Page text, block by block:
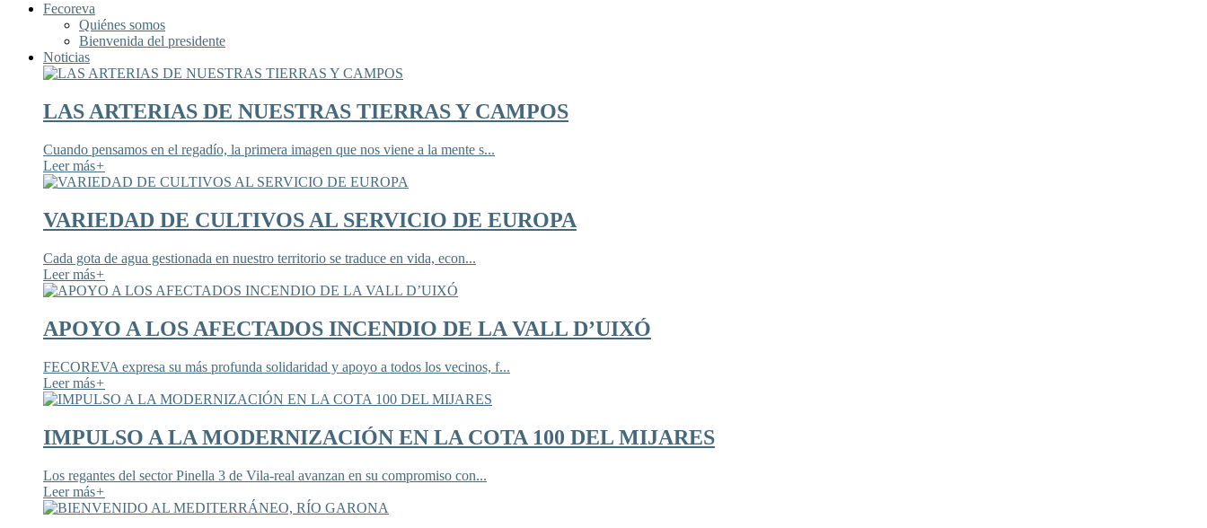
Fecoreva
Quiénes somos
Bienvenida del presidente
Noticias
LAS ARTERIAS DE NUESTRAS TIERRAS Y CAMPOS
Cuando pensamos en el regadío, la primera imagen que nos viene a la mente s...
Leer más+
VARIEDAD DE CULTIVOS AL SERVICIO DE EUROPA
Cada gota de agua gestionada en nuestro territorio se traduce en vida, econ...
Leer más+
APOYO A LOS AFECTADOS INCENDIO DE LA VALL D’UIXÓ
FECOREVA expresa su más profunda solidaridad y apoyo a todos los vecinos, f...
Leer más+
IMPULSO A LA MODERNIZACIÓN EN LA COTA 100 DEL MIJARES
Los regantes del sector Pinella 3 de Vila-real avanzan en su compromiso con...
Leer más+